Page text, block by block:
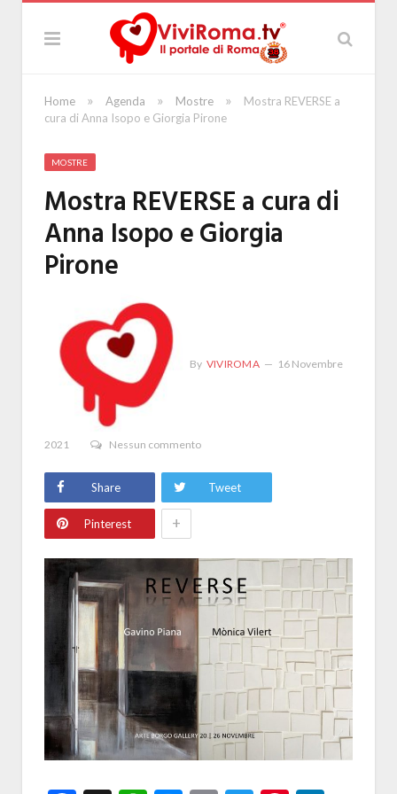
Home » Agenda » Mostre »
Mostra REVERSE a
cura di Anna Isopo e Giorgia Pirone
MOSTRE
Mostra REVERSE a cura di
Anna Isopo e Giorgia
Pirone
By VIVIROMA 16 Novembre
2021 Nessun commento
Share Tweet
Pinterest +